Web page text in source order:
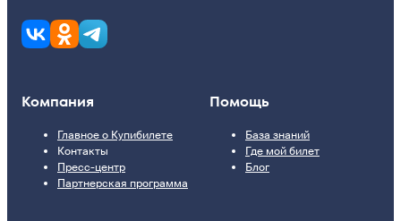
Компания
Главное о Купибилете
Контакты
Пресс-центр
Партнерская программа
Помощь
База знаний
Где мой билет
Блог